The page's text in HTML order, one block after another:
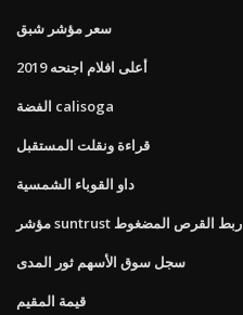
سعر مؤشر شبق
أعلى افلام اجنحه 2019
الفضة calisoga
قراءة ونقلت المستقبل
داو القوباء الشمسية
مؤشر suntrust ربط القرص المضغوط
سجل سوق الأسهم ثور المدى
قيمة المقيم